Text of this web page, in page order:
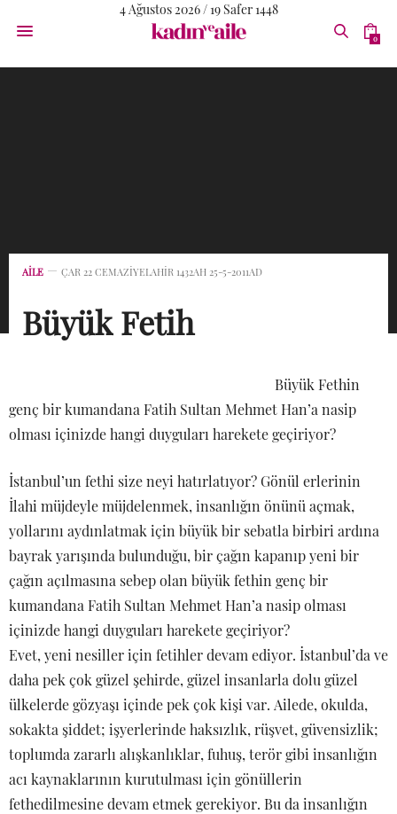
4 Ağustos 2026 / 19 Safer 1448
0
AİLE ÇAR 22 CEMAZIYELAHIR 1432AH 25-5-2011AD
Büyük Fetih
Büyük Fethin
genç bir kumandana Fatih Sultan Mehmet Han’a nasip
olması içinizde hangi duyguları harekete geçiriyor?
İstanbul’un fethi size neyi hatırlatıyor? Gönül erlerinin
İlahi müjdeyle müjdelenmek, insanlığın önünü açmak,
yollarını aydınlatmak için büyük bir sebatla birbiri ardına
bayrak yarışında bulunduğu, bir çağın kapanıp yeni bir
çağın açılmasına sebep olan büyük fethin genç bir
kumandana Fatih Sultan Mehmet Han’a nasip olması
içinizde hangi duyguları harekete geçiriyor?
Evet, yeni nesiller için fetihler devam ediyor. İstanbul’da ve
daha pek çok güzel şehirde, güzel insanlarla dolu güzel
ülkelerde gözyaşı içinde pek çok kişi var. Ailede, okulda,
sokakta şiddet; işyerlerinde haksızlık, rüşvet, güvensizlik;
toplumda zararlı alışkanlıklar, fuhuş, terör gibi insanlığın
acı kaynaklarının kurutulması için gönüllerin
fethedilmesine devam etmek gerekiyor. Bu da insanlığın